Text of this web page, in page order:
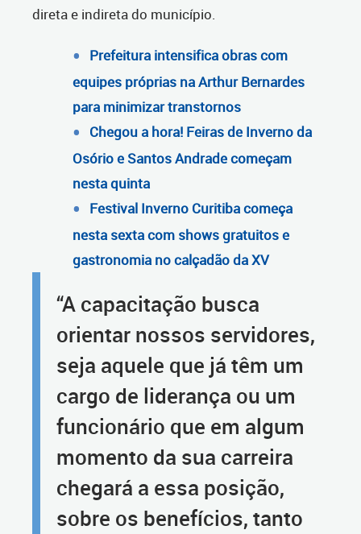
direta e indireta do município.
Prefeitura intensifica obras com
equipes próprias na Arthur Bernardes
para minimizar transtornos
Chegou a hora! Feiras de Inverno da
Osório e Santos Andrade começam
nesta quinta
Festival Inverno Curitiba começa
nesta sexta com shows gratuitos e
gastronomia no calçadão da XV
“A capacitação busca
orientar nossos servidores,
seja aquele que já têm um
cargo de liderança ou um
funcionário que em algum
momento da sua carreira
chegará a essa posição,
sobre os benefícios, tanto